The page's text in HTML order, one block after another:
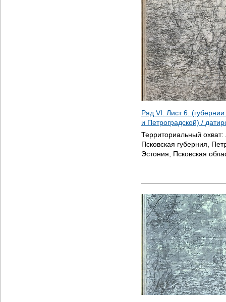
Ряд VI. Лист 6.
и Петроградской) /
Территориальный охват:
Псковская губерния,
Эстония, Псковская